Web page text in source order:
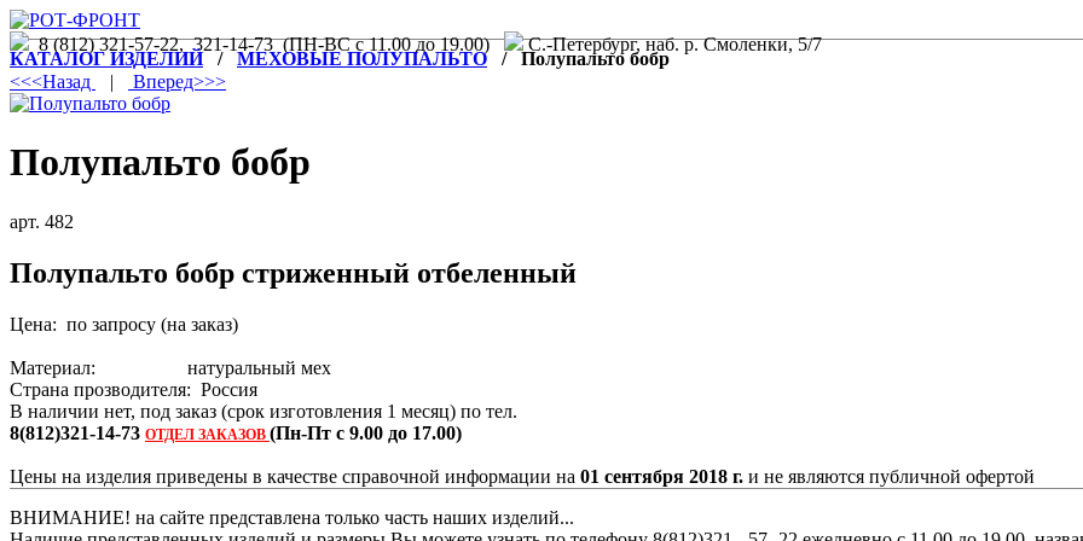
8 (812) 321-57-22, 321-14-73 (ПН-ВС с 11.00 до 19.00) С.-Петербург, наб. р. Смоленки, 5/7
КАТАЛОГ ИЗДЕЛИЙ/ МЕХОВЫЕ ПОЛУПАЛЬТО/ Полупальто бобр
<<<Назад
| Вперед>>>
Полупальто бобр
арт. 482
Полупальто бобр стриженный отбеленный
Цена: по запросу (на заказ)
Материал: натуральный мех
Страна прозводителя: Россия
В наличии нет, под заказ (срок изготовления 1 месяц) по тел.
8(812)321-14-73 ОТДЕЛ ЗАКАЗОВ (Пн-Пт с 9.00 до 17.00)
Цены на изделия приведены в качестве справочной информации на 01 сентября 2018 г. и не являются публичной офертой
ВНИМАНИЕ! на сайте представлена только часть наших изделий...